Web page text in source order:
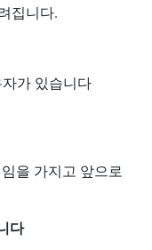
집니다.
가 있습니다
을 가지고 앞으로
다